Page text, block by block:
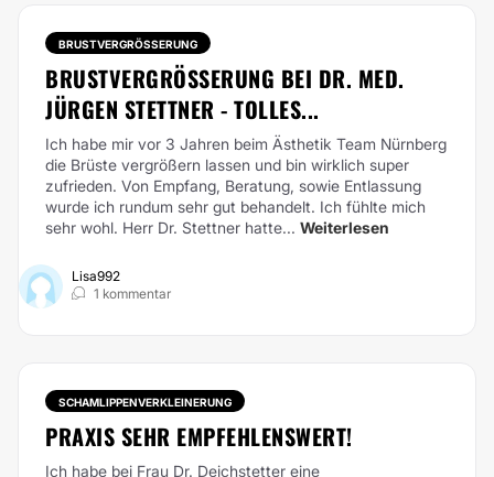
BRUSTVERGRÖSSERUNG
BRUSTVERGRÖSSERUNG BEI DR. MED. J
ÜRGEN STETTNER - TOLLES...
Ich habe mir vor 3 Jahren beim Ästhetik Team Nürnberg
die Brüste vergrößern lassen und bin wirklich super
zufrieden. Von Empfang, Beratung, sowie Entlassung
wurde ich rundum sehr gut behandelt. Ich fühlte mich
sehr wohl. Herr Dr. Stettner hatte... Weiterlesen
Lisa992
1 kommentar
SCHAMLIPPENVERKLEINERUNG
PRAXIS SEHR EMPFEHLENSWERT!
Ich habe bei Frau Dr. Deichstetter eine